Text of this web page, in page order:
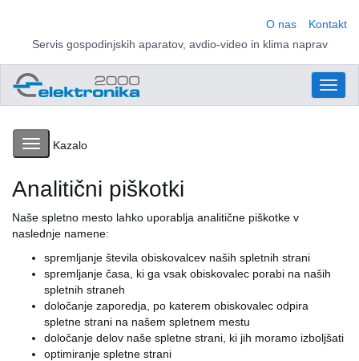
Kontakt
O nas
Servis gospodinjskih aparatov, avdio-video in klima naprav
Toggle
navigation
Kazalo
Analitični piškotki
Naše spletno mesto lahko uporablja analitične piškotke v
naslednje namene:
spremljanje števila obiskovalcev naših spletnih strani
spremljanje časa, ki ga vsak obiskovalec porabi na naših
spletnih straneh
določanje zaporedja, po katerem obiskovalec odpira
spletne strani na našem spletnem mestu
določanje delov naše spletne strani, ki jih moramo izboljšati
optimiranje spletne strani